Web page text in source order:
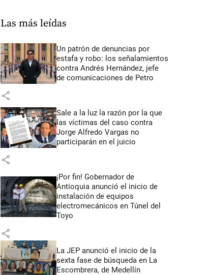
Las más leídas
Un patrón de denuncias por
estafa y robo: los señalamientos
contra Andrés Hernández, jefe
de comunicaciones de Petro
share
Sale a la luz la razón por la que
las víctimas del caso contra
Jorge Alfredo Vargas no
participarán en el juicio
share
¡Por fin! Gobernador de
Antioquia anunció el inicio de
instalación de equipos
electromecánicos en Túnel del
Toyo
share
La JEP anunció el inicio de la
sexta fase de búsqueda en La
Escombrera, de Medellín